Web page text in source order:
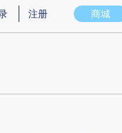
图存在偏差。不代表财新观
商城
注册